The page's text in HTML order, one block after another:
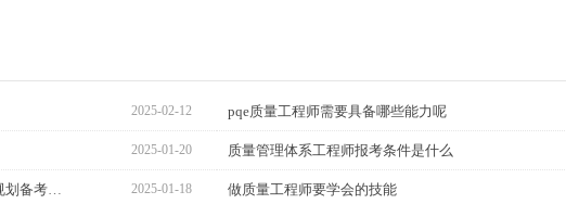
2025-02-12 pqe质量工程师需要具备哪些能力呢
2025-01-20 质量管理体系工程师报考条件是什么
质量体系工程师考试时间：掌握关键节点，规划备考之路 2025-01-18 做质量工程师要学会的技能